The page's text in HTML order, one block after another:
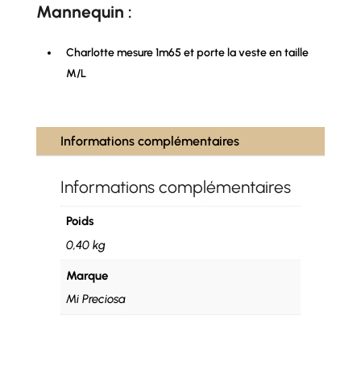
Mannequin :
Charlotte mesure 1m65 et porte la veste en taille
M/L
Informations complémentaires
Informations complémentaires
Poids
0,40 kg
Marque
Mi Preciosa